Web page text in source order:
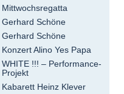
Mittwochsregatta
Gerhard Schöne
Gerhard Schöne
Konzert Alino Yes Papa
WHITE !!! – Performance-
Projekt
Kabarett Heinz Klever